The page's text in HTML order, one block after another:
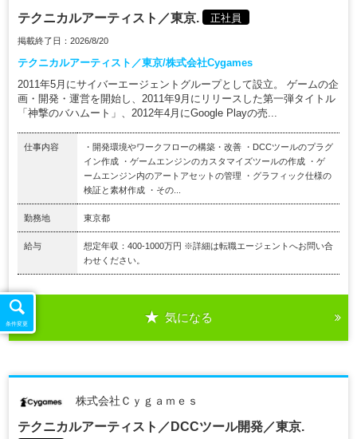
テクニカルアーティスト／東京. 正社員
掲載終了日：2026/8/20
テクニカルアーティスト／東京/株式会社Cygames
2011年5月にサイバーエージェントグループとして設立。 ゲームの企
画・開発・運営を開始し、2011年9月にリリースした第一弾タイトル
「神撃のバハムート」、2012年4月にGoogle Playの売...
仕事内容
・開発環境やワークフローの構築・改善 ・DCCツールのプラグ
イン作成 ・ゲームエンジンのカスタマイズツールの作成 ・ゲ
ームエンジン内のアートアセットの管理 ・グラフィック仕様の
検証と素材作成 ・その...
勤務地 東京都
給与
想定年収：400-1000万円 ※詳細は転職エージェントへお問い合
わせください。
気になる
株式会社Ｃｙｇａｍｅｓ
テクニカルアーティスト／DCCツール開発／東京.
条件変更